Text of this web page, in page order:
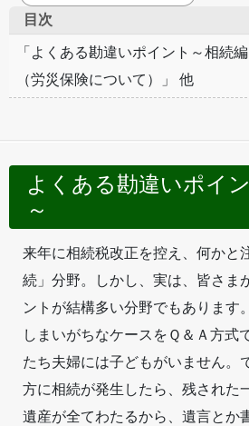
目次
「よくある勘違いポイント～相続
（労災保険について）」 他
よくある勘違いポイ
～
来年に相続税改正を控え、何かと
続」分野。しかし、実は、皆さま
ントが結構多い分野でもあります
しまいがちなケースをＱ＆Ａ方式
たち夫婦には子どもがいません。
方に相続が発生したら、残された
遺産が全てわたるから、遺言とか